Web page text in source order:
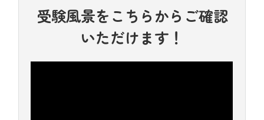
受験風景をこちらからご確認
いただけます！